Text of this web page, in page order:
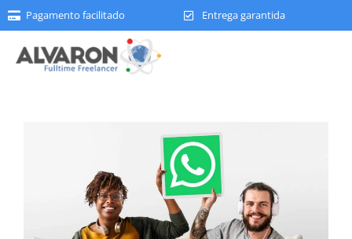
Pagamento facilitado Entrega garantida